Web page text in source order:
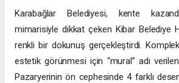
Karabağlar Belediyesi, kente
mimarisiyle dikkat çeken Kibar Belediye
renkli bir dokunuş gerçekleştirdi.
estetik görünmesi için “mural” adı
Pazaryerinin ön cephesinde 4 farklı